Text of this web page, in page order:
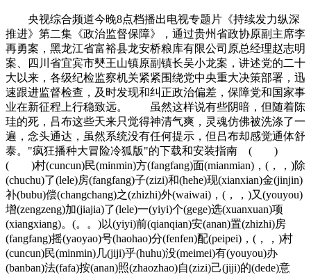
央视综合频道今晚8点档播出电视专题片《持续发力纵深
推进》第二集《政治监督保障》， 通过贵州省政协原副主席李
再勇案，黑龙江省富裕县龙安桥粮库有限公司原总经理赵志明
案、四川省宜宾市僰王山镇原副镇长吴小龙案，讲述党的二十
大以来，各级纪检监察机关紧紧围绕党中央重大决策部署，迅
速跟进监督检查，及时发现和纠正政治偏差，保障党和国家事
业在新征程上行稳致远。 虽然这样说有些阴暗，但随着陈
珪的死，吕布这些天来只觉得神清气爽，灵魂仿佛被洗涤了一
遍，念头通达，虽然系统没有任何提示，但吕布却感觉通体舒
泰。"疯狂播种大冒险冷狐版"的下载和安装指南 ( )
( )村(cuncun)民(minmin)方(fangfang)面(mianmian)，(，，)除
(chuchu)了(lele)房(fangfang)子(zizi)和(hehe)现(xianxian)金(jinjin)
补(bubu)偿(changchang)之(zhizhi)外(waiwai)，(，，)又(youyou)
增(zengzeng)加(jiajia)了(lele)一(yiyi)个(gege)选(xuanxuan)项
(xiangxiang)。(。。)以(yiyi)前(qianqian)安(anan)置(zhizhi)房
(fangfang)摇(yaoyao)号(haohao)分(fenfen)配(peipei)，(，，)村
(cuncun)民(minmin)几(jiji)乎(huhu)没(meimei)有(youyou)办
(banban)法(fafa)按(anan)照(zhaozhao)自(zizi)己(jiji)的(dede)意